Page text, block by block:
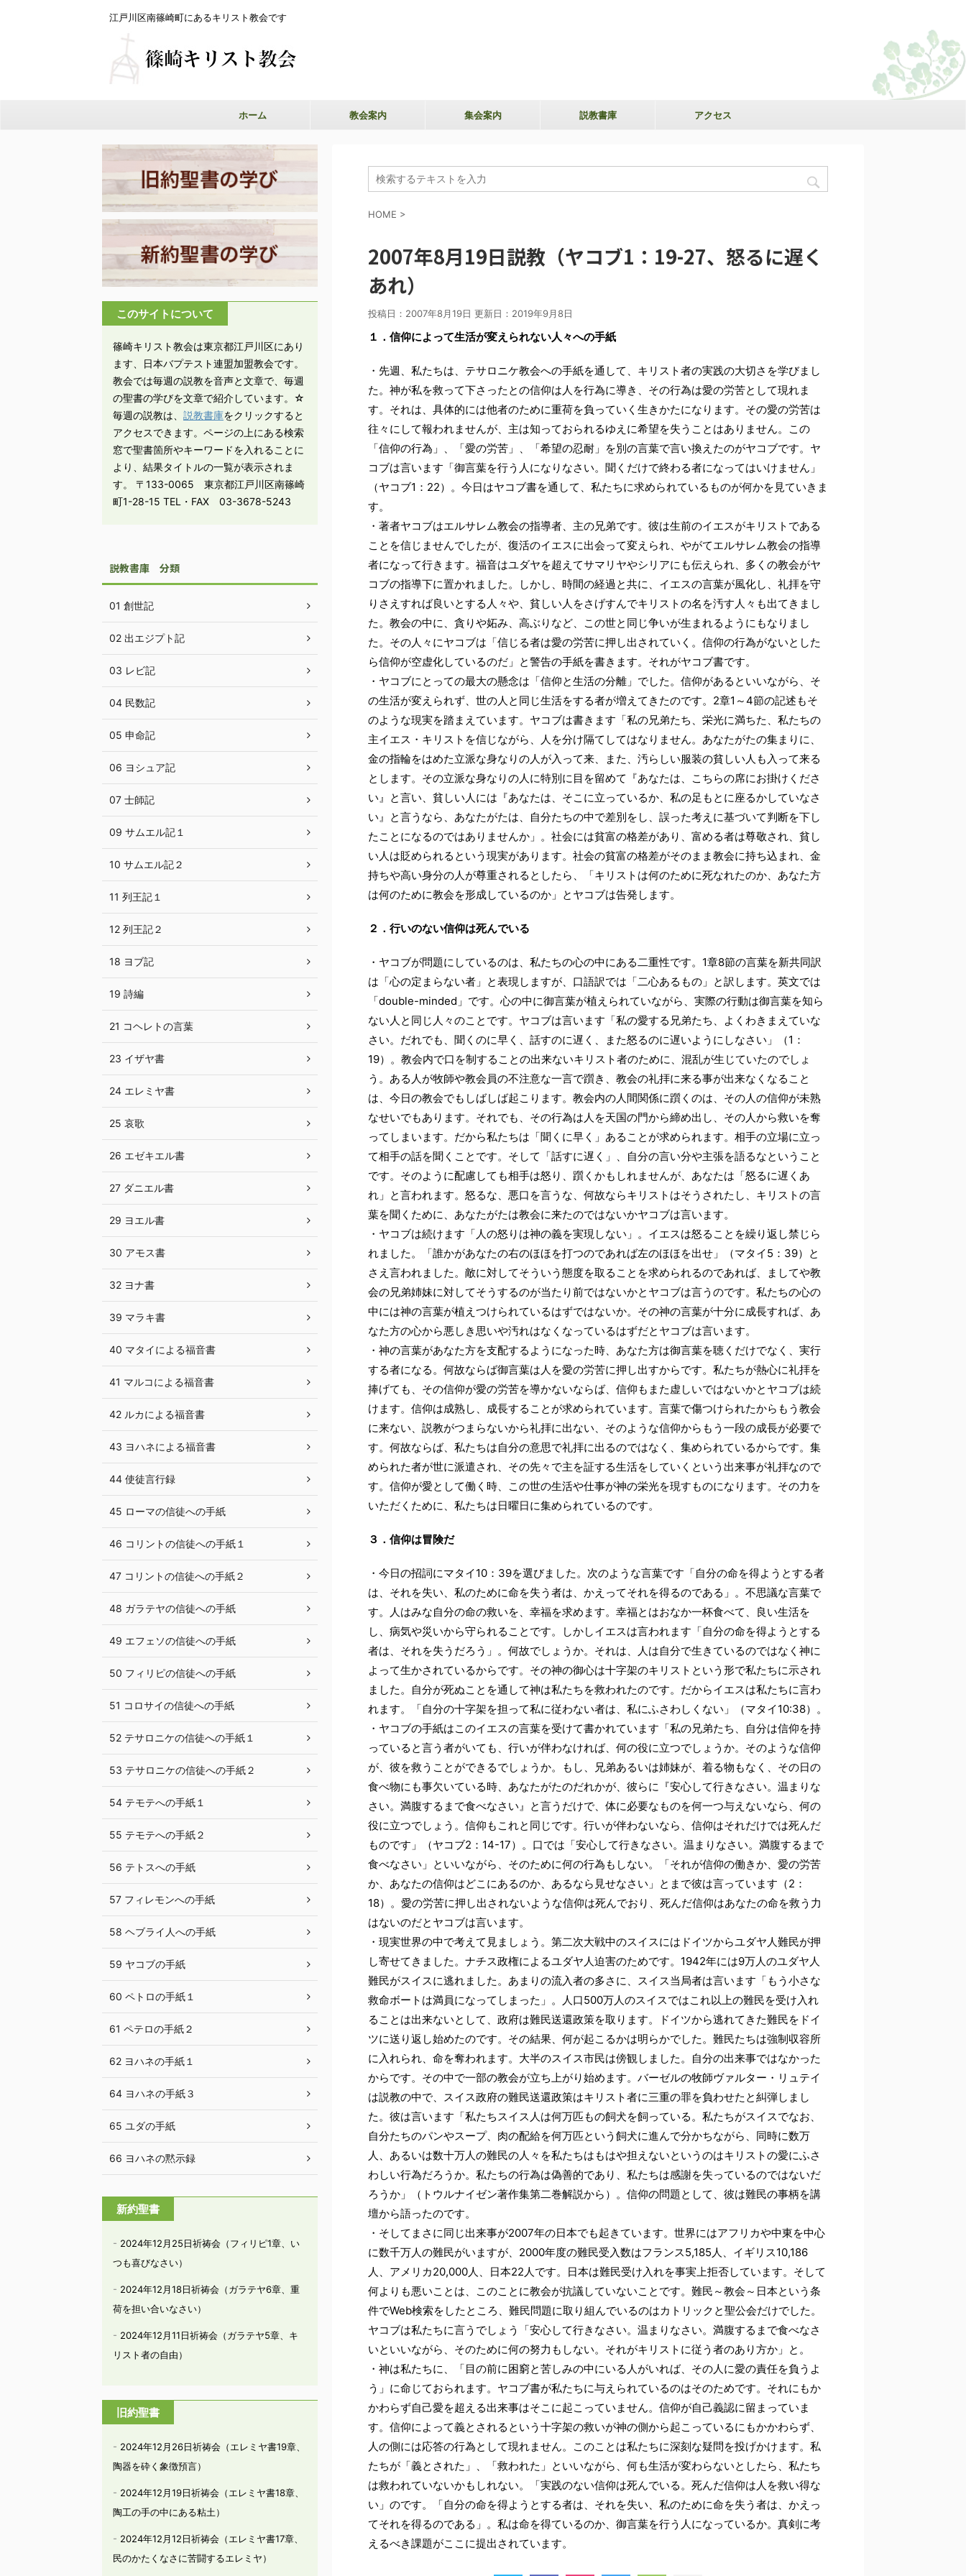
江戸川区南篠崎町にあるキリスト教会です
ホーム 教会案内 集会案内 説教書庫 アクセス
HOME >
2007年8月19日説教（ヤコブ1：19-27、怒るに遅く
あれ）
投稿日：2007年8月19日 更新日： 2019年9月8日
１．信仰によって生活が変えられない人々への手紙
・先週、私たちは、テサロニケ教会への手紙を通して、キリスト者の実践の大切さを学びまし
た。神が私を救って下さったとの信仰は人を行為に導き、その行為は愛の労苦として現れま
す。それは、具体的には他者のために重荷を負っていく生きかたになります。その愛の労苦は
往々にして報われませんが、主は知っておられるゆえに希望を失うことはありません。この
「信仰の行為」、「愛の労苦」、「希望の忍耐」を別の言葉で言い換えたのがヤコブです。ヤ
コブは言います「御言葉を行う人になりなさい。聞くだけで終わる者になってはいけません」
（ヤコブ1：22）。今日はヤコブ書を通して、私たちに求められているものが何かを見ていきま
す。
・著者ヤコブはエルサレム教会の指導者、主の兄弟です。彼は生前のイエスがキリストである
ことを信じませんでしたが、復活のイエスに出会って変えられ、やがてエルサレム教会の指導
者になって行きます。福音はユダヤを超えてサマリヤやシリアにも伝えられ、多くの教会がヤ
コブの指導下に置かれました。しかし、時間の経過と共に、イエスの言葉が風化し、礼拝を守
りさえすれば良いとする人々や、貧しい人をさげすんでキリストの名を汚す人々も出てきまし
た。教会の中に、貪りや妬み、高ぶりなど、この世と同じ争いが生まれるようにもなりまし
た。その人々にヤコブは「信じる者は愛の労苦に押し出されていく。信仰の行為がないとした
ら信仰が空虚化しているのだ」と警告の手紙を書きます。それがヤコブ書です。
・ヤコブにとっての最大の懸念は「信仰と生活の分離」でした。信仰があるといいながら、そ
の生活が変えられず、世の人と同じ生活をする者が増えてきたのです。2章1～4節の記述もそ
のような現実を踏まえています。ヤコブは書きます「私の兄弟たち、栄光に満ちた、私たちの
主イエス・キリストを信じながら、人を分け隔てしてはなりません。あなたがたの集まりに、
金の指輪をはめた立派な身なりの人が入って来、また、汚らしい服装の貧しい人も入って来る
とします。その立派な身なりの人に特別に目を留めて『あなたは、こちらの席にお掛けくださ
い』と言い、貧しい人には『あなたは、そこに立っているか、私の足もとに座るかしていなさ
い』と言うなら、あなたがたは、自分たちの中で差別をし、誤った考えに基づいて判断を下し
たことになるのではありませんか」。社会には貧富の格差があり、富める者は尊敬され、貧し
い人は貶められるという現実があります。社会の貧富の格差がそのまま教会に持ち込まれ、金
持ちや高い身分の人が尊重されるとしたら、「キリストは何のために死なれたのか、あなた方
は何のために教会を形成しているのか」とヤコブは告発します。
２．行いのない信仰は死んでいる
・ヤコブが問題にしているのは、私たちの心の中にある二重性です。1章8節の言葉を新共同訳
は「心の定まらない者」と表現しますが、口語訳では「二心あるもの」と訳します。英文では
「double-minded」です。心の中に御言葉が植えられていながら、実際の行動は御言葉を知ら
ない人と同じ人々のことです。ヤコブは言います「私の愛する兄弟たち、よくわきまえていな
さい。だれでも、聞くのに早く、話すのに遅く、また怒るのに遅いようにしなさい」（1：
19）。教会内で口を制することの出来ないキリスト者のために、混乱が生じていたのでしょ
う。ある人が牧師や教会員の不注意な一言で躓き、教会の礼拝に来る事が出来なくなること
は、今日の教会でもしばしば起こります。教会内の人間関係に躓くのは、その人の信仰が未熟
なせいでもあります。それでも、その行為は人を天国の門から締め出し、その人から救いを奪
ってしまいます。だから私たちは「聞くに早く」あることが求められます。相手の立場に立っ
て相手の話を聞くことです。そして「話すに遅く」、自分の言い分や主張を語るなということ
です。そのように配慮しても相手は怒り、躓くかもしれませんが、あなたは「怒るに遅くあ
れ」と言われます。怒るな、悪口を言うな、何故ならキリストはそうされたし、キリストの言
葉を聞くために、あなたがたは教会に来たのではないかヤコブは言います。
・ヤコブは続けます「人の怒りは神の義を実現しない」。イエスは怒ることを繰り返し禁じら
れました。「誰かがあなたの右のほほを打つのであれば左のほほを出せ」（マタイ5：39）と
さえ言われました。敵に対してそういう態度を取ることを求められるのであれば、ましてや教
会の兄弟姉妹に対してそうするのが当たり前ではないかとヤコブは言うのです。私たちの心の
中には神の言葉が植えつけられているはずではないか。その神の言葉が十分に成長すれば、あ
なた方の心から悪しき思いや汚れはなくなっているはずだとヤコブは言います。
・神の言葉があなた方を支配するようになった時、あなた方は御言葉を聴くだけでなく、実行
する者になる。何故ならば御言葉は人を愛の労苦に押し出すからです。私たちが熱心に礼拝を
捧げても、その信仰が愛の労苦を導かないならば、信仰もまた虚しいではないかとヤコブは続
けます。信仰は成熟し、成長することが求められています。言葉で傷つけられたからもう教会
に来ない、説教がつまらないから礼拝に出ない、そのような信仰からもう一段の成長が必要で
す。何故ならば、私たちは自分の意思で礼拝に出るのではなく、集められているからです。集
められた者が世に派遣され、その先々で主を証する生活をしていくという出来事が礼拝なので
す。信仰が愛として働く時、この世の生活や仕事が神の栄光を現すものになります。その力を
いただくために、私たちは日曜日に集められているのです。
３．信仰は冒険だ
・今日の招詞にマタイ10：39を選びました。次のような言葉です「自分の命を得ようとする者
は、それを失い、私のために命を失う者は、かえってそれを得るのである」。不思議な言葉で
す。人はみな自分の命の救いを、幸福を求めます。幸福とはおなか一杯食べて、良い生活を
し、病気や災いから守られることです。しかしイエスは言われます「自分の命を得ようとする
者は、それを失うだろう」。何故でしょうか。それは、人は自分で生きているのではなく神に
よって生かされているからです。その神の御心は十字架のキリストという形で私たちに示され
ました。自分が死ぬことを通して神は私たちを救われたのです。だからイエスは私たちに言わ
れます。「自分の十字架を担って私に従わない者は、私にふさわしくない」（マタイ10:38）。
・ヤコブの手紙はこのイエスの言葉を受けて書かれています「私の兄弟たち、自分は信仰を持
っていると言う者がいても、行いが伴わなければ、何の役に立つでしょうか。そのような信仰
が、彼を救うことができるでしょうか。もし、兄弟あるいは姉妹が、着る物もなく、その日の
食べ物にも事欠いている時、あなたがたのだれかが、彼らに『安心して行きなさい。温まりな
さい。満腹するまで食べなさい』と言うだけで、体に必要なものを何一つ与えないなら、何の
役に立つでしょう。信仰もこれと同じです。行いが伴わないなら、信仰はそれだけでは死んだ
ものです」（ヤコブ2：14-17）。口では「安心して行きなさい。温まりなさい。満腹するまで
食べなさい」といいながら、そのために何の行為もしない。「それが信仰の働きか、愛の労苦
か、あなたの信仰はどこにあるのか、あるなら見せなさい」とまで彼は言っています（2：
18）。愛の労苦に押し出されないような信仰は死んでおり、死んだ信仰はあなたの命を救う力
はないのだとヤコブは言います。
・現実世界の中で考えて見ましょう。第二次大戦中のスイスにはドイツからユダヤ人難民が押
し寄せてきました。ナチス政権によるユダヤ人迫害のためです。1942年には9万人のユダヤ人
難民がスイスに逃れました。あまりの流入者の多さに、スイス当局者は言います「もう小さな
救命ボートは満員になってしまった」。人口500万人のスイスではこれ以上の難民を受け入れ
ることは出来ないとして、政府は難民送還政策を取ります。ドイツから逃れてきた難民をドイ
ツに送り返し始めたのです。その結果、何が起こるかは明らかでした。難民たちは強制収容所
に入れられ、命を奪われます。大半のスイス市民は傍観しました。自分の出来事ではなかった
からです。その中で一部の教会が立ち上がり始めます。バーゼルの牧師ヴァルター・リュテイ
は説教の中で、スイス政府の難民送還政策はキリスト者に三重の罪を負わせたと糾弾しまし
た。彼は言います「私たちスイス人は何万匹もの飼犬を飼っている。私たちがスイスでなお、
自分たちのパンやスープ、肉の配給を何万匹という飼犬に進んで分かちながら、同時に数万
人、あるいは数十万人の難民の人々を私たちはもはや担えないというのはキリストの愛にふさ
わしい行為だろうか。私たちの行為は偽善的であり、私たちは感謝を失っているのではないだ
ろうか」（トウルナイゼン著作集第二巻解説から）。信仰の問題として、彼は難民の事柄を講
壇から語ったのです。
・そしてまさに同じ出来事が2007年の日本でも起きています。世界にはアフリカや中東を中心
に数千万人の難民がいますが、2000年度の難民受入数はフランス5,185人、イギリス10,186
人、アメリカ20,000人、日本22人です。日本は難民受け入れを事実上拒否しています。そして
何よりも悪いことは、このことに教会が抗議していないことです。難民～教会～日本という条
件でWeb検索をしたところ、難民問題に取り組んでいるのはカトリックと聖公会だけでした。
ヤコブは私たちに言うでしょう「安心して行きなさい。温まりなさい。満腹するまで食べなさ
いといいながら、そのために何の努力もしない。それがキリストに従う者のあり方か」と。
・神は私たちに、「目の前に困窮と苦しみの中にいる人がいれば、その人に愛の責任を負うよ
う」に命じておられます。ヤコブ書が私たちに与えられているのはそのためです。それにもか
かわらず自己愛を超える出来事はそこに起こっていません。信仰が自己義認に留まっていま
す。信仰によって義とされるという十字架の救いが神の側から起こっているにもかかわらず、
人の側には応答の行為として現れません。このことは私たちに深刻な疑問を投げかけます。私
たちが「義とされた」、「救われた」といいながら、何も生活が変わらないとしたら、私たち
は救われていないかもしれない。「実践のない信仰は死んでいる。死んだ信仰は人を救い得な
い」のです。「自分の命を得ようとする者は、それを失い、私のために命を失う者は、かえっ
てそれを得るのである」。私は命を得ているのか、御言葉を行う人になっているか。真剣に考
えるべき課題がここに提出されています。
このサイトについて
篠崎キリスト教会は東京都江戸川区にあり
ます、日本バプテスト連盟加盟教会です。
教会では毎週の説教を音声と文章で、毎週
の聖書の学びを文章で紹介しています。☆
毎週の説教は、 説教書庫をクリックすると
アクセスできます。ページの上にある検索
窓で聖書箇所やキーワードを入れることに
より、結果タイトルの一覧が表示されま
す。 〒133-0065 東京都江戸川区南篠崎
町1-28-15 TEL・FAX 03-3678-5243
説教書庫 分類
01 創世記
02 出エジプト記
03 レビ記
04 民数記
05 申命記
06 ヨシュア記
07 士師記
09 サムエル記１
10 サムエル記２
11 列王記１
12 列王記２
18 ヨブ記
19 詩編
21 コヘレトの言葉
23 イザヤ書
24 エレミヤ書
25 哀歌
26 エゼキエル書
27 ダニエル書
29 ヨエル書
30 アモス書
32 ヨナ書
39 マラキ書
40 マタイによる福音書
41 マルコによる福音書
42 ルカによる福音書
43 ヨハネによる福音書
44 使徒言行録
45 ローマの信徒への手紙
46 コリントの信徒への手紙１
47 コリントの信徒への手紙２
48 ガラテヤの信徒への手紙
49 エフェソの信徒への手紙
50 フィリピの信徒への手紙
51 コロサイの信徒への手紙
52 テサロニケの信徒への手紙１
53 テサロニケの信徒への手紙２
54 テモテへの手紙１
55 テモテへの手紙２
56 テトスへの手紙
57 フィレモンへの手紙
58 ヘブライ人への手紙
59 ヤコブの手紙
60 ペトロの手紙１
61 ペテロの手紙２
62 ヨハネの手紙１
64 ヨハネの手紙３
65 ユダの手紙
66 ヨハネの黙示録
新約聖書
2024年12月25日祈祷会（フィリピ1章、い
つも喜びなさい）
2024年12月18日祈祷会（ガラテヤ6章、重
荷を担い合いなさい）
2024年12月11日祈祷会（ガラテヤ5章、キ
リスト者の自由）
旧約聖書
2024年12月26日祈祷会（エレミヤ書19章、
陶器を砕く象徴預言）
2024年12月19日祈祷会（エレミヤ書18章、
陶工の手の中にある粘土）
2024年12月12日祈祷会（エレミヤ書17章、
民のかたくなさに苦闘するエレミヤ）